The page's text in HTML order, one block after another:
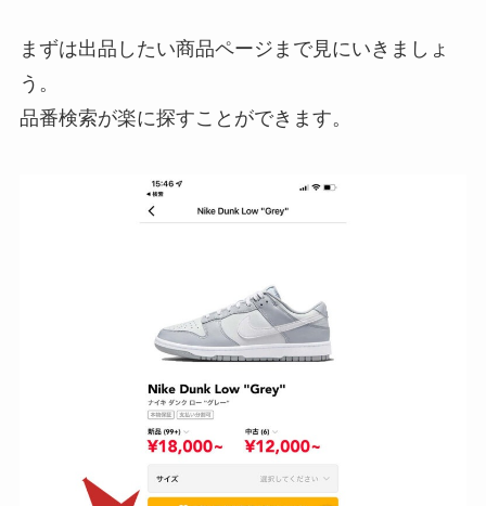
まずは出品したい商品ページまで見にいきましょ
う。
品番検索が楽に探すことができます。